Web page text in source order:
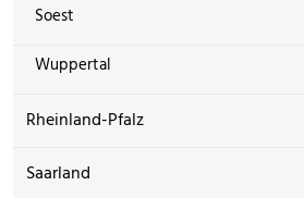
Soest
Wuppertal
Rheinland-Pfalz
Saarland